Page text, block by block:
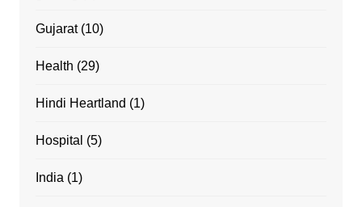
Gujarat(10)
Health (29)
Hindi Heartland (1)
Hospital (5)
India (1)